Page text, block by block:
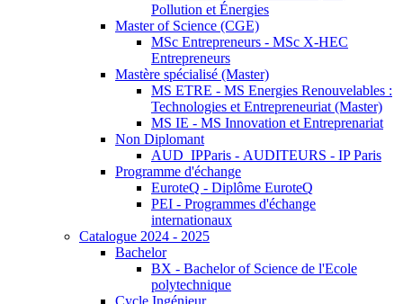
Pollution et Énergies
Master of Science (CGE)
MSc Entrepreneurs - MSc X-HEC
Entrepreneurs
Mastère spécialisé (Master)
MS ETRE - MS Energies Renouvelables :
Technologies et Entrepreneuriat (Master)
MS IE - MS Innovation et Entreprenariat
Non Diplomant
AUD_IPParis - AUDITEURS - IP Paris
Programme d'échange
EuroteQ - Diplôme EuroteQ
PEI - Programmes d'échange
internationaux
Catalogue 2024 - 2025
Bachelor
BX - Bachelor of Science de l'Ecole
polytechnique
Cycle Ingénieur